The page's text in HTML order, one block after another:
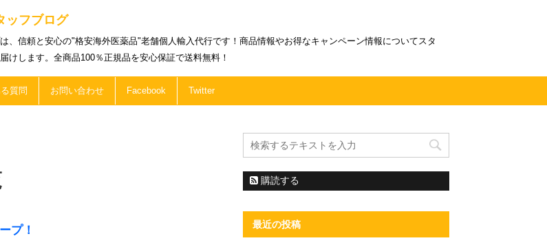
ッフブログ
、信頼と安心の"格安海外医薬品"老舗個人輸入代行です！商品情報やお得なキャンペーン情報についてスタ
けします。全商品100％正規品を安心保証で送料無料！
質問 お問い合わせ Facebook Twitter
プ！
購読する
最近の投稿